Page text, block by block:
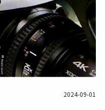
2024-09-01